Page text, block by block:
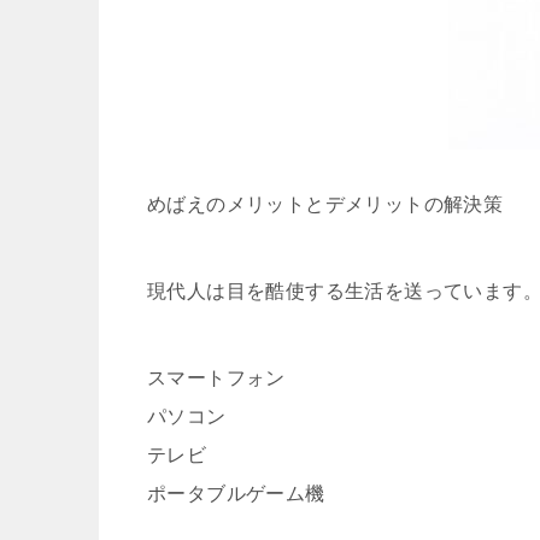
めばえのメリットとデメリットの解決策
現代人は目を酷使する生活を送っています
スマートフォン
パソコン
テレビ
ポータブルゲーム機